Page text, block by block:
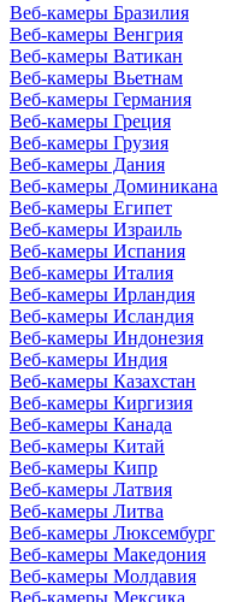
Веб-камеры Бразилия
Веб-камеры Венгрия
Веб-камеры Ватикан
Веб-камеры Вьетнам
Веб-камеры Германия
Веб-камеры Греция
Веб-камеры Грузия
Веб-камеры Дания
Веб-камеры Доминикана
Веб-камеры Египет
Веб-камеры Израиль
Веб-камеры Испания
Веб-камеры Италия
Веб-камеры Ирландия
Веб-камеры Исландия
Веб-камеры Индонезия
Веб-камеры Индия
Веб-камеры Казахстан
Веб-камеры Киргизия
Веб-камеры Канада
Веб-камеры Китай
Веб-камеры Кипр
Веб-камеры Латвия
Веб-камеры Литва
Веб-камеры Люксембург
Веб-камеры Македония
Веб-камеры Молдавия